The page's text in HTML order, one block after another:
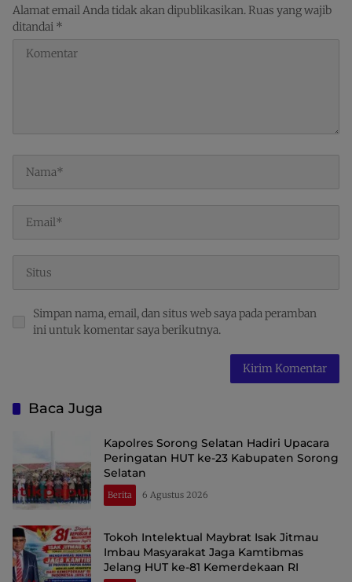
Alamat email Anda tidak akan dipublikasikan.Ruas yang wajib
ditandai *
Simpan nama, email, dan situs web saya pada peramban
ini untuk komentar saya berikutnya.
Baca Juga
Kapolres Sorong Selatan Hadiri Upacara
Peringatan HUT ke-23 Kabupaten Sorong
Selatan
Berita 6 Agustus 2026
Tokoh Intelektual Maybrat Isak Jitmau
Imbau Masyarakat Jaga Kamtibmas
Jelang HUT ke-81 Kemerdekaan RI